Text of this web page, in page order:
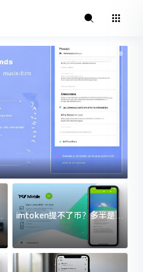
imtoken提不了币？多半是这
几件事没处理好